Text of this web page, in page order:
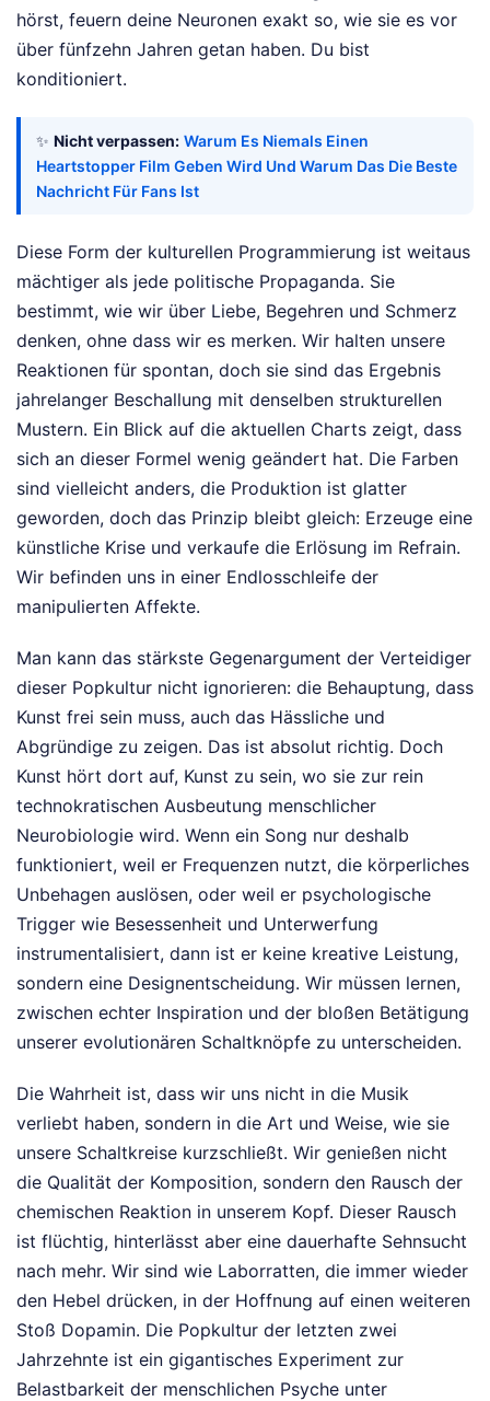
hörst, feuern deine Neuronen exakt so, wie sie es vor
über fünfzehn Jahren getan haben. Du bist
konditioniert.
✨ Nicht verpassen: Warum Es Niemals Einen
Heartstopper Film Geben Wird Und Warum Das Die Beste
Nachricht Für Fans Ist
Diese Form der kulturellen Programmierung ist weitaus
mächtiger als jede politische Propaganda. Sie
bestimmt, wie wir über Liebe, Begehren und Schmerz
denken, ohne dass wir es merken. Wir halten unsere
Reaktionen für spontan, doch sie sind das Ergebnis
jahrelanger Beschallung mit denselben strukturellen
Mustern. Ein Blick auf die aktuellen Charts zeigt, dass
sich an dieser Formel wenig geändert hat. Die Farben
sind vielleicht anders, die Produktion ist glatter
geworden, doch das Prinzip bleibt gleich: Erzeuge eine
künstliche Krise und verkaufe die Erlösung im Refrain.
Wir befinden uns in einer Endlosschleife der
manipulierten Affekte.
Man kann das stärkste Gegenargument der Verteidiger
dieser Popkultur nicht ignorieren: die Behauptung, dass
Kunst frei sein muss, auch das Hässliche und
Abgründige zu zeigen. Das ist absolut richtig. Doch
Kunst hört dort auf, Kunst zu sein, wo sie zur rein
technokratischen Ausbeutung menschlicher
Neurobiologie wird. Wenn ein Song nur deshalb
funktioniert, weil er Frequenzen nutzt, die körperliches
Unbehagen auslösen, oder weil er psychologische
Trigger wie Besessenheit und Unterwerfung
instrumentalisiert, dann ist er keine kreative Leistung,
sondern eine Designentscheidung. Wir müssen lernen,
zwischen echter Inspiration und der bloßen Betätigung
unserer evolutionären Schaltknöpfe zu unterscheiden.
Die Wahrheit ist, dass wir uns nicht in die Musik
verliebt haben, sondern in die Art und Weise, wie sie
unsere Schaltkreise kurzschließt. Wir genießen nicht
die Qualität der Komposition, sondern den Rausch der
chemischen Reaktion in unserem Kopf. Dieser Rausch
ist flüchtig, hinterlässt aber eine dauerhafte Sehnsucht
nach mehr. Wir sind wie Laborratten, die immer wieder
den Hebel drücken, in der Hoffnung auf einen weiteren
Stoß Dopamin. Die Popkultur der letzten zwei
Jahrzehnte ist ein gigantisches Experiment zur
Belastbarkeit der menschlichen Psyche unter